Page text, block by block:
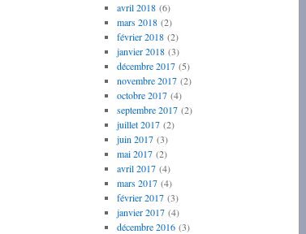
avril 2018(6)
mars 2018(2)
février 2018(2)
janvier 2018(3)
décembre 2017(5)
novembre 2017(2)
octobre 2017(4)
septembre 2017(2)
juillet 2017(2)
juin 2017(3)
mai 2017(2)
avril 2017(4)
mars 2017(4)
février 2017(3)
janvier 2017(4)
décembre 2016(3)